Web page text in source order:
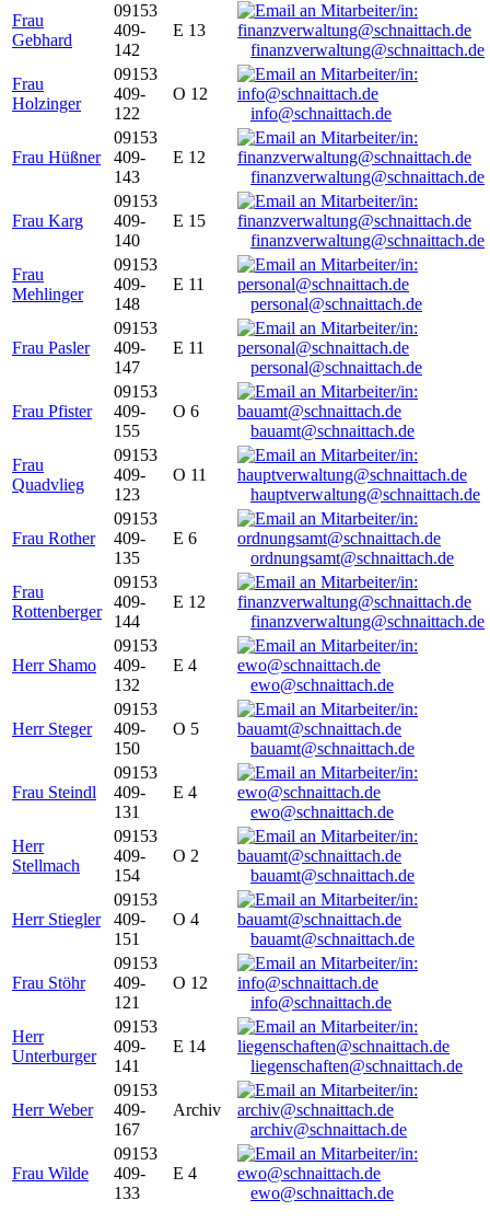
Frau
Gebhard
09153
409-
142
E 13
finanzverwaltung@schnaittach.de
Frau
Holzinger
09153
409-
122
O 12
info@schnaittach.de
Frau Hüßner
09153
409-
143
E 12
finanzverwaltung@schnaittach.de
Frau Karg
09153
409-
140
E 15
finanzverwaltung@schnaittach.de
Frau
Mehlinger
09153
409-
148
E 11
personal@schnaittach.de
Frau Pasler
09153
409-
147
E 11
personal@schnaittach.de
Frau Pfister
09153
409-
155
O 6
bauamt@schnaittach.de
Frau
Quadvlieg
09153
409-
123
O 11
hauptverwaltung@schnaittach.de
Frau Rother
09153
409-
135
E 6
ordnungsamt@schnaittach.de
Frau
Rottenberger
09153
409-
144
E 12
finanzverwaltung@schnaittach.de
Herr Shamo
09153
409-
132
E 4
ewo@schnaittach.de
Herr Steger
09153
409-
150
O 5
bauamt@schnaittach.de
Frau Steindl
09153
409-
131
E 4
ewo@schnaittach.de
Herr
Stellmach
09153
409-
154
O 2
bauamt@schnaittach.de
Herr Stiegler
09153
409-
151
O 4
bauamt@schnaittach.de
Frau Stöhr
09153
409-
121
O 12
info@schnaittach.de
Herr
Unterburger
09153
409-
141
E 14
liegenschaften@schnaittach.de
Herr Weber
09153
409-
167
Archiv
archiv@schnaittach.de
Frau Wilde
09153
409-
133
E 4
ewo@schnaittach.de